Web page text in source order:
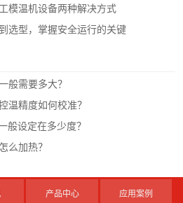
模温机设备两种解决方式
选型，掌握安全运行的关键
般需要多大？
温精度如何校准？
般设定在多少度？
么加热？
产品中心 应用案例